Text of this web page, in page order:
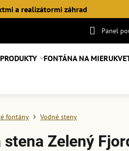
a realizátormi záhrad
Panel
PRODUKTY FONTÁNA NA MIERU
fontány Vodné steny
stena Zelený